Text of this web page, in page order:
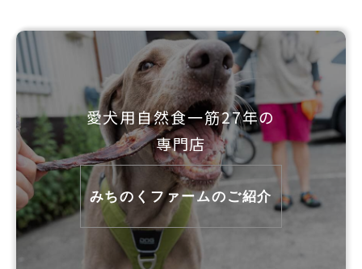
愛犬用自然食一筋27年の
専門店
みちのくファームのご紹介